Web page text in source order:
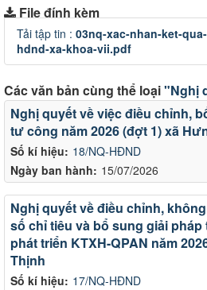
File đính kèm
Tải tập tin : 03nq-xac-nhan-ket-
hdnd-xa-khoa-vii.pdf
Các văn bản cùng thể loại"Nghị
Số kí hiệu: 18/NQ-HĐND
Ngày ban hành: 15/07/2026
Nghị quyết về việc điều chỉnh,
tư công năm 2026 (đợt 1) xã
Số kí hiệu: 17/NQ-HĐND
Nghị quyết về điều chỉnh,
số chỉ tiêu và bổ sung giải
phát triển KTXH-QPAN năm
Thịnh